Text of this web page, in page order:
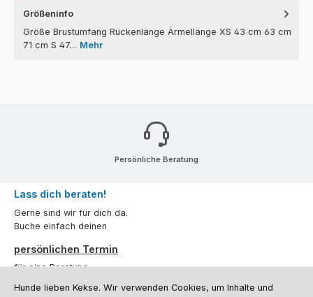
Größeninfo
Größe Brustumfang Rückenlänge Ärmellänge XS 43 cm 63 cm
71 cm S 47… Mehr
Persönliche Beratung
Lass dich beraten!
Gerne sind wir für dich da.
Buche einfach deinen
persönlichen Termin
für eine Beratung.
Oder über unserKontaktformular.
Hunde lieben Kekse. Wir verwenden Cookies, um Inhalte und